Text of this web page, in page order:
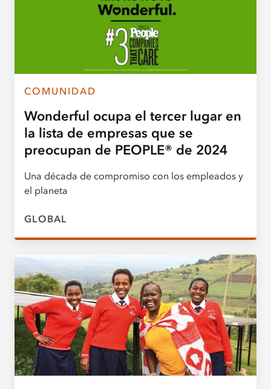
COMUNIDAD
Wonderful ocupa el tercer lugar en
la lista de empresas que se
preocupan de PEOPLE® de 2024
Una década de compromiso con los empleados y
el planeta
GLOBAL